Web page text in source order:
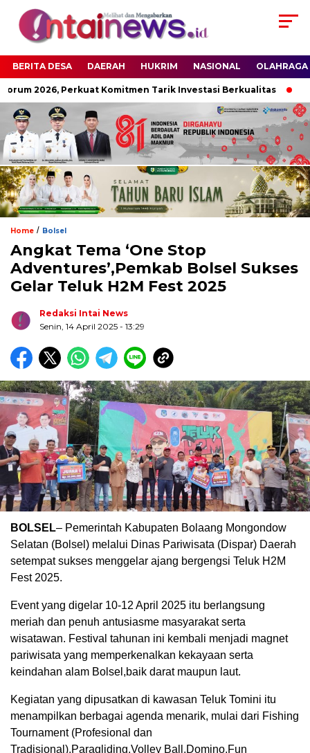
BERITA DESA DAERAH HUKRIM NASIONAL OLAHRAGA
2026, Perkuat Komitmen Tarik Investasi Berkualitas
Home / Bolsel
Angkat Tema ‘One Stop
Adventures’,Pemkab Bolsel Sukses
Gelar Teluk H2M Fest 2025
Redaksi Intai News
Senin, 14 April 2025 - 13:29
BOLSEL– Pemerintah Kabupaten Bolaang Mongondow
Selatan (Bolsel) melalui Dinas Pariwisata (Dispar) Daerah
setempat sukses menggelar ajang bergengsi Teluk H2M
Fest 2025.
Event yang digelar 10-12 April 2025 itu berlangsung
meriah dan penuh antusiasme masyarakat serta
wisatawan. Festival tahunan ini kembali menjadi magnet
pariwisata yang memperkenalkan kekayaan serta
keindahan alam Bolsel,baik darat maupun laut.
Kegiatan yang dipusatkan di kawasan Teluk Tomini itu
menampilkan berbagai agenda menarik, mulai dari Fishing
Tournament (Profesional dan
Tradisional),Paragliding,Volley Ball,Domino,Fun
Biru Kuning Geometris Modern Rekrutmen Staf